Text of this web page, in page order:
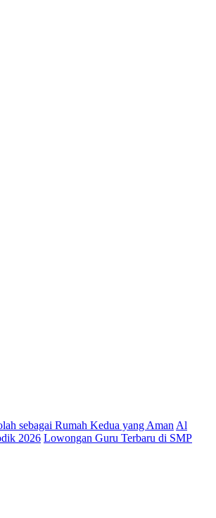
sebagai Rumah Kedua yang Aman Al
2026 Lowongan Guru Terbaru di SMP